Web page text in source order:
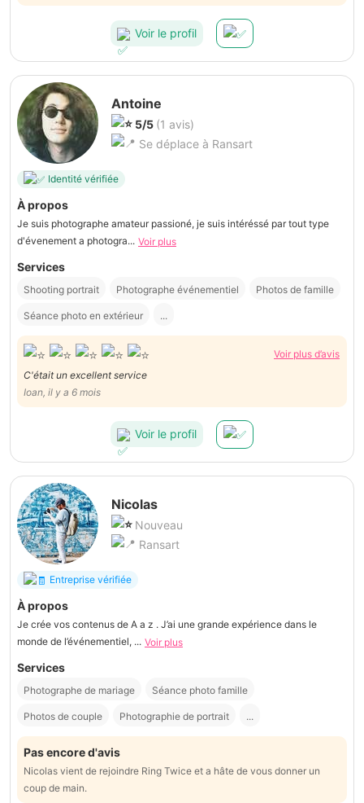
hâte de voir les autres , timide de nature, j'ai osé le maillot de bain!!! Le
Voir le profil
Antoine
5/5 (1 avis)
Se déplace à Ransart
Identité vérifiée
À propos
Je suis photographe amateur passioné, je suis intéréssé par tout type
d'évenement a photogra... Voir plus
Services
Shooting portrait Photographe événementiel Photos de famille
Séance photo en extérieur ...
Voir plus d’avis
C'était un excellent service
Ioan, il y a 6 mois
Voir le profil
Nicolas
Nouveau
Ransart
Entreprise vérifiée
À propos
Je crée vos contenus de A a z . J’ai une grande expérience dans le
monde de l’événementiel, ... Voir plus
Services
Photographe de mariage Séance photo famille
Photos de couple Photographie de portrait ...
Pas encore d'avis
Nicolas vient de rejoindre Ring Twice et a hâte de vous donner un
coup de main.